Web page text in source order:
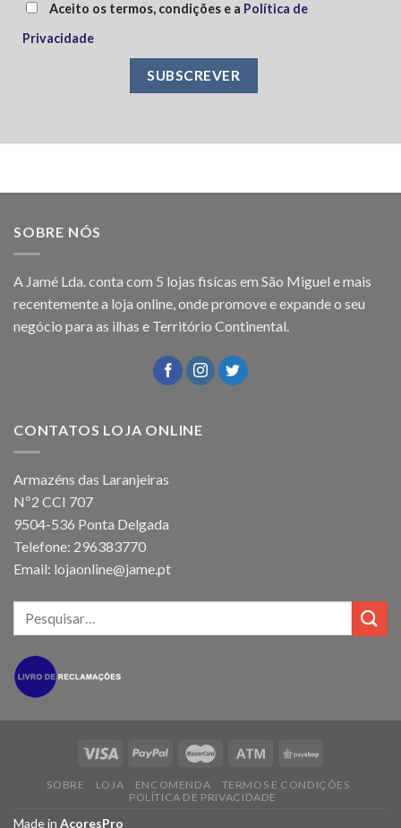
Aceito os termos, condições e a Política de
Privacidade
SOBRE NÓS
A Jamé Lda. conta com 5 lojas fisícas em São Miguel e mais
recentemente a loja online, onde promove e expande o seu
negócio para as ilhas e Território Continental.
CONTATOS LOJA ONLINE
Armazéns das Laranjeiras
Nº2 CCI 707
9504-536 Ponta Delgada
Telefone: 296383770
Email: lojaonline@jame.pt
SOBRE LOJA ENCOMENDA
TERMOS E CONDIÇÕES
POLÍTICA DE PRIVACIDADE
Made in AcoresPro